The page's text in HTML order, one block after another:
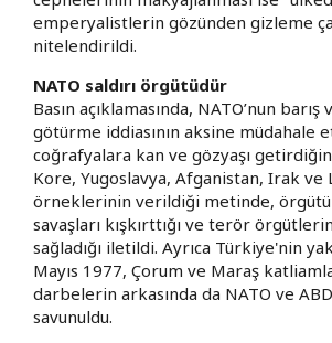
emperyalistlerin gözünden gizleme
nitelendirildi.
​NATO saldırı örgütüdür
​Basın açıklamasında, NATO’nun
götürme iddiasının aksine müdahale
coğrafyalara kan ve gözyaşı
Kore, Yugoslavya, Afganistan, Irak ve
örneklerinin verildiği metinde,
savaşları kışkırttığı ve terör
sağladığı iletildi. Ayrıca Türkiye'nin
Mayıs 1977, Çorum ve Maraş
darbelerin arkasında da NATO ve
savunuldu.